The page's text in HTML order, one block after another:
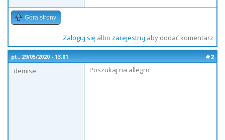
Góra strony
Zaloguj sięalbo zarejestruj aby dodać komentarz
pt., 29/05/2020 - 13:01
#2
demise
Poszukaj na allegro